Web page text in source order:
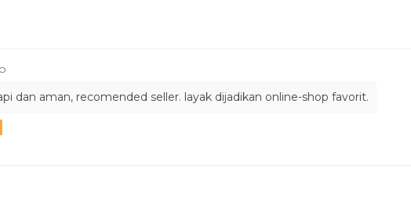
dan aman, recomended seller. layak dijadikan online-shop favorit.